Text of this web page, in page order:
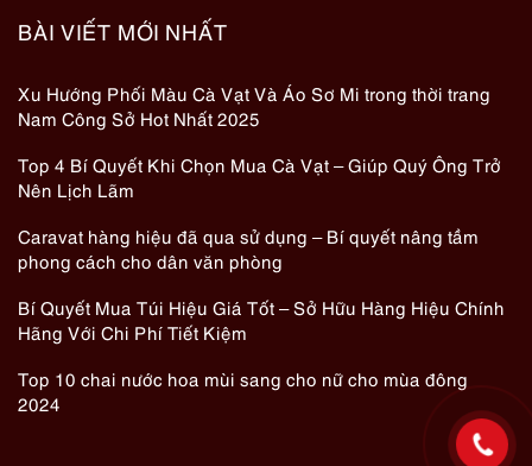
BÀI VIẾT MỚI NHẤT
Xu Hướng Phối Màu Cà Vạt Và Áo Sơ Mi trong thời trang
Nam Công Sở Hot Nhất 2025
Top 4 Bí Quyết Khi Chọn Mua Cà Vạt – Giúp Quý Ông Trở
Nên Lịch Lãm
Caravat hàng hiệu đã qua sử dụng – Bí quyết nâng tầm
phong cách cho dân văn phòng
Bí Quyết Mua Túi Hiệu Giá Tốt – Sở Hữu Hàng Hiệu Chính
Hãng Với Chi Phí Tiết Kiệm
Top 10 chai nước hoa mùi sang cho nữ cho mùa đông
2024